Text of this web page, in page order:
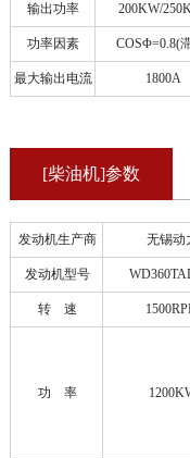
输出功率 200KW/
功率因素 COSΦ=0.8(
最大输出电流 1800A
[柴油机]参数
发动机生产商 无锡动
发动机型号
转 速
功 率